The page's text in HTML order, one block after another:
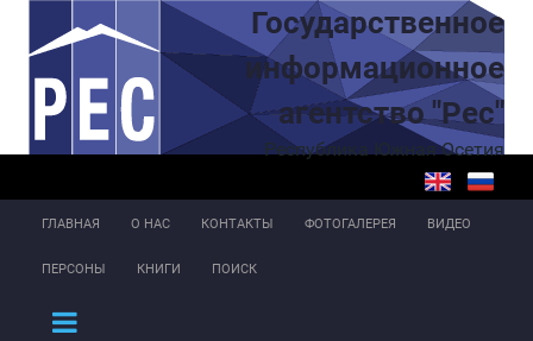
Перейти к основному содержаниюГосударственное
информационное
агентство "Рес"
Республика Южная Осетия
ГЛАВНАЯ О НАС КОНТАКТЫ ФОТОГАЛЕРЕЯ ВИДЕО
ПЕРСОНЫ КНИГИ ПОИСК